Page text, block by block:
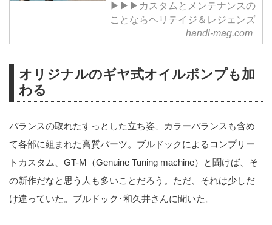
▶▶▶カスタムとメンテナンスの
ことならヘリテイジ＆レジェンズ
handl-mag.com
オリジナルのギヤ式オイルポンプも加
わる
バランスの取れたすっとした立ち姿、カラーバランスも含め
て各部に組まれた高質パーツ。ブルドックによるコンプリー
トカスタム、GT-M（Genuine Tuning machine）と聞けば、そ
の新作だなと思う人も多いことだろう。ただ、それは少しだ
け違っていた。ブルドック･和久井さんに聞いた。